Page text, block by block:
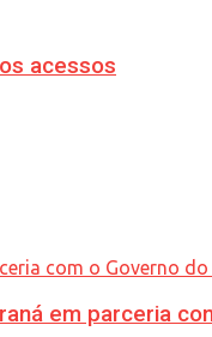
acessos
em parceria